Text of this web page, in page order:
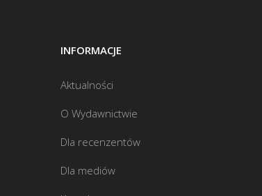
INFORMACJE
Aktualności
O Wydawnictwie
Dla recenzentów
Dla mediów